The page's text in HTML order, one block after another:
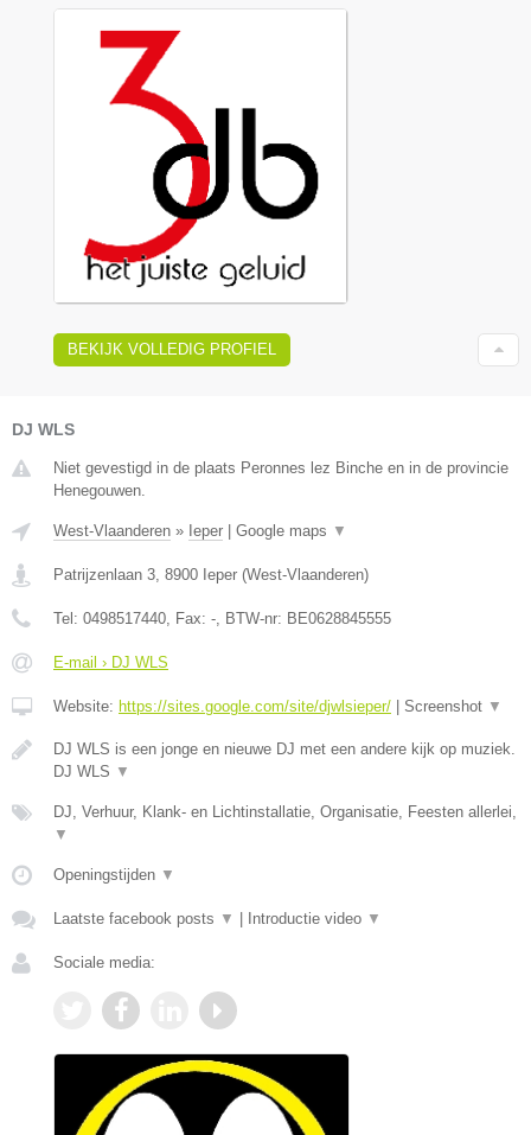
BEKIJK VOLLEDIG PROFIEL
DJ WLS
Niet gevestigd in de plaats Peronnes lez Binche en in de provincie
Henegouwen.
West-Vlaanderen » Ieper Google maps ▼
Patrijzenlaan 3 8900 Ieper (West-Vlaanderen)
Tel: 0498517440 , Fax: - , BTW-nr: BE0628845555
E-mail › DJ WLS
Website: https://sites.google.com/site/djwlsieper/ Screenshot ▼
DJ WLS is een jonge en nieuwe DJ met een andere kijk op muziek.
DJ WLS ▼
DJ, Verhuur, Klank- en Lichtinstallatie, Organisatie, Feesten allerlei,
▼
Openingstijden ▼
Laatste facebook posts ▼ Introductie video ▼
Sociale media: